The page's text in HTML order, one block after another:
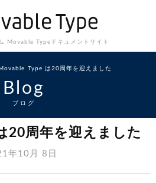
Movable Type ドキュメントサイト
Type は20周年を迎えました
Blog
ブログ
20周年を迎えました
年10月 8日